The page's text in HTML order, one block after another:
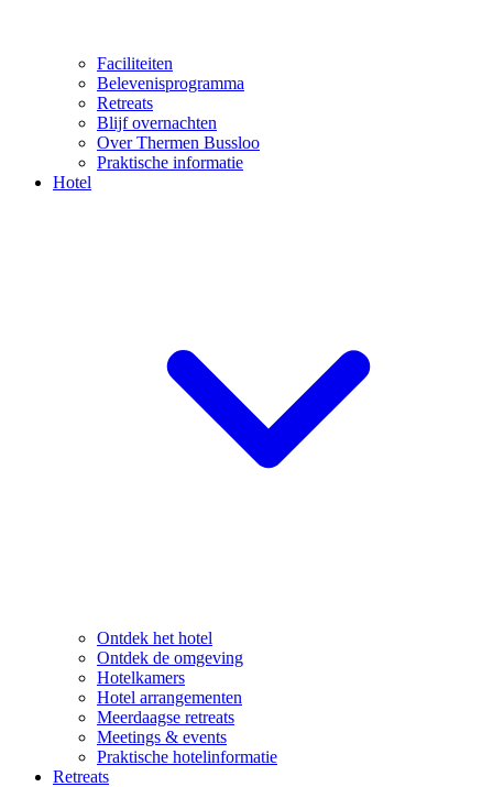
Faciliteiten
Belevenisprogramma
Retreats
Blijf overnachten
Over Thermen Bussloo
Praktische informatie
Hotel
Ontdek het hotel
Ontdek de omgeving
Hotelkamers
Hotel arrangementen
Meerdaagse retreats
Meetings & events
Praktische hotelinformatie
Retreats